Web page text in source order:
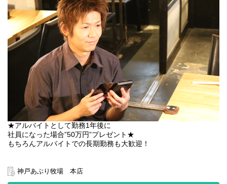
＝＝＝＝＝＝＝＝＝＝＝＝
＜＜時給アップ制度が充実＞＞
●週4日～入れる方
⇒時給1350円！
●土日祝入れる方
⇒時給プラス50円
●土日両方フルタイムで入れる方
⇒時給プラス50円
●英語・中国語・韓国語を話せる方
⇒1か国語につき時給プラス20円！
＜最大なんと時給1460円！！！＞
★アルバイトとして勤務1年後に
社員になった場合”50万円”プレゼント★
もちろんアルバイトでの長期勤務も大歓迎！
＼平日ランチ勤務可能な方急募！／
＜週4～でガッツリ勤務なら時給1300円！1日3時間～OK！＞
神戸あぶり牧場 本店